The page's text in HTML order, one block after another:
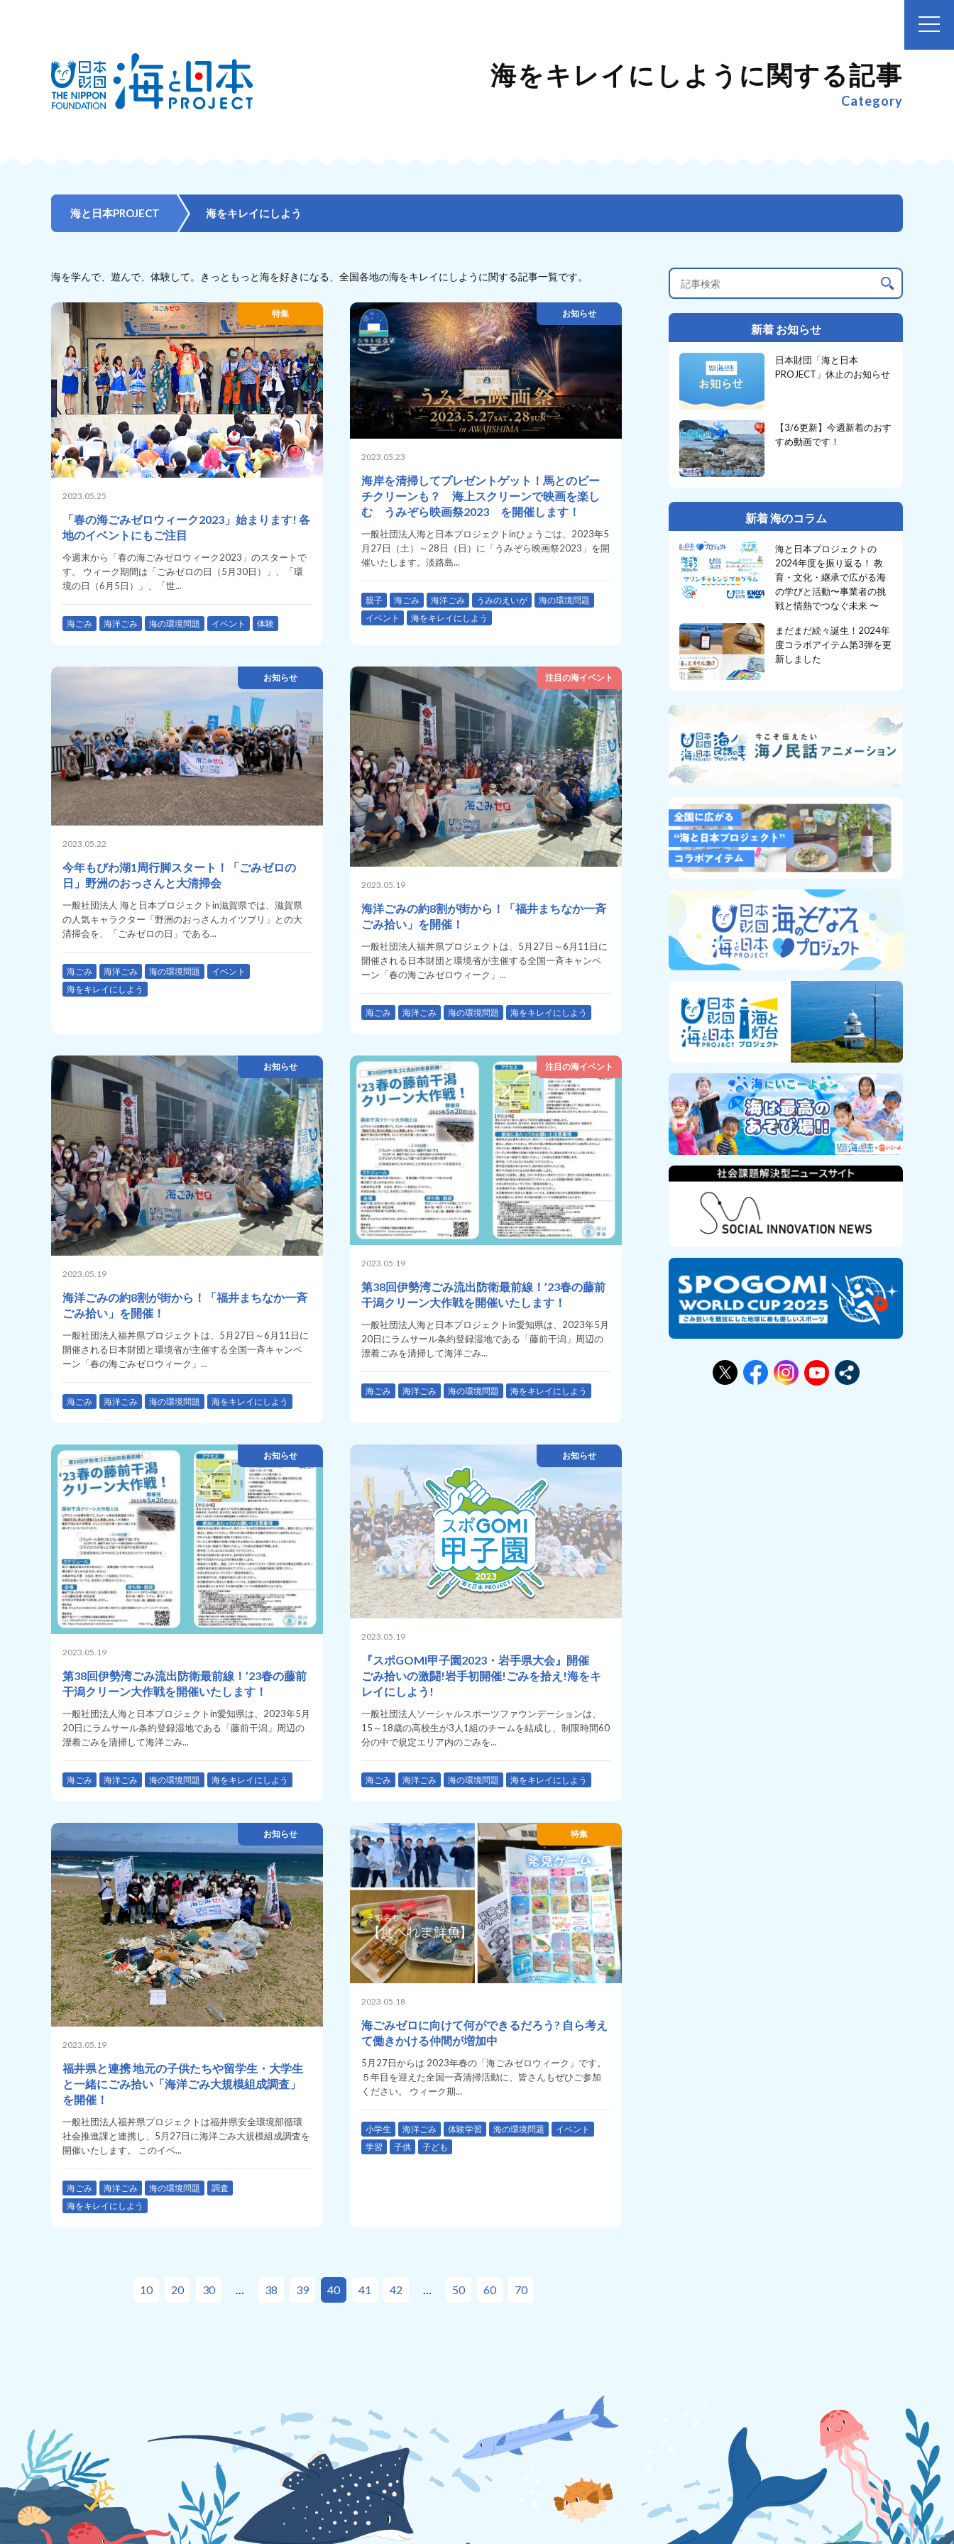
海をキレイにしように関する記事
Category
海と日本PROJECT 海をキレイにしよう
海を学んで、遊んで、体験して。きっともっと海を好きになる、全国各地の海をキレイにしように関する記事一覧です。
特集
2023.05.25
「春の海ごみゼロウィーク2023」始まります! 各
地のイベントにもご注目
今週末から「春の海ごみゼロウィーク2023」のスタートで
す。 ウィーク期間は「ごみゼロの日（5月30日）」、「環
境の日（6月5日）」、「世...
海ごみ 海洋ごみ 海の環境問題 イベント 体験
お知らせ
2023.05.23
海岸を清掃してプレゼントゲット！馬とのビー
チクリーンも？ 海上スクリーンで映画を楽し
む うみぞら映画祭2023 を開催します！
一般社団法人海と日本プロジェクトinひょうごは、2023年5
月27日（土）～28日（日）に「うみぞら映画祭2023」を開
催いたします。淡路島...
親子 海ごみ 海洋ごみ うみのえいが
海の環境問題
イベント
海をキレイにしよう
お知らせ
2023.05.22
今年もびわ湖1周行脚スタート！「ごみゼロの
日」野洲のおっさんと大清掃会
一般社団法人 海と日本プロジェクトin滋賀県では、滋賀県
の人気キャラクター「野洲のおっさんカイツブリ」との大
清掃会を、「ごみゼロの日」である...
海ごみ 海洋ごみ 海の環境問題
イベント
海をキレイにしよう
注目の海イベント
2023.05.19
海洋ごみの約8割が街から！「福井まちなか一斉
ごみ拾い」を開催！
一般社団法人福丼県プロジェクトは、5月27日～6月11日に
開催される日本財団と環境省が主催する全国一斉キャンペ
ーン「春の海ごみゼロウィーク」...
海ごみ 海洋ごみ 海の環境問題 海をキレイにしよう
お知らせ
2023.05.19
海洋ごみの約8割が街から！「福井まちなか一斉
ごみ拾い」を開催！
一般社団法人福丼県プロジェクトは、5月27日～6月11日に
開催される日本財団と環境省が主催する全国一斉キャンペ
ーン「春の海ごみゼロウィーク」...
海ごみ 海洋ごみ 海の環境問題 海をキレイにしよう
注目の海イベント
2023.05.19
第38回伊勢湾ごみ流出防衛最前線！’23春の藤前
干潟クリーン大作戦を開催いたします！
一般社団法人海と日本プロジェクトin愛知県は、2023年5月
20日にラムサール条約登録湿地である「藤前干潟」周辺の
漂着ごみを清掃して海洋ごみ...
海ごみ 海洋ごみ 海の環境問題 海をキレイにしよう
お知らせ
2023.05.19
第38回伊勢湾ごみ流出防衛最前線！’23春の藤前
干潟クリーン大作戦を開催いたします！
一般社団法人海と日本プロジェクトin愛知県は、2023年5月
20日にラムサール条約登録湿地である「藤前干潟」周辺の
漂着ごみを清掃して海洋ごみ...
海ごみ 海洋ごみ 海の環境問題 海をキレイにしよう
お知らせ
2023.05.19
『スポGOMI甲子園2023・岩手県大会』開催
ごみ拾いの激闘!岩手初開催!ごみを拾え!海をキ
レイにしよう!
一般社団法人ソーシャルスポーツファウンデーションは、
15～18歳の高校生が3人1組のチームを結成し、制限時間60
分の中で規定エリア内のごみを...
海ごみ 海洋ごみ 海の環境問題 海をキレイにしよう
お知らせ
2023.05.19
福井県と連携 地元の子供たちや留学生・大学生
と一緒にごみ拾い「海洋ごみ大規模組成調査」
を開催！
一般社団法人福丼県プロジェクトは福井県安全環境部循環
社会推進課と連携し、5月27日に海洋ごみ大規模組成調査を
開催いたします。 このイベ...
海ごみ 海洋ごみ 海の環境問題
調査
海をキレイにしよう
特集
2023.05.18
海ごみゼロに向けて何ができるだろう? 自ら考え
て働きかける仲間が増加中
5月27日からは 2023年春の「海ごみゼロウィーク」です。
５年目を迎えた全国一斉清掃活動に、皆さんもぜひご参加
ください。 ウィーク期...
小学生 海洋ごみ 体験学習 海の環境問題
イベント
学習
子供 子ども
10 20 30 38 39 40 41 42 50 60 70
新着 お知らせ
日本財団「海と日本
PROJECT」休止のお知らせ
【3/6更新】今週新着のおす
すめ動画です！
新着 海のコラム
海と日本プロジェクトの
2024年度を振り返る！ 教
育・文化・継承で広がる海
の学びと活動〜事業者の挑
戦と情熱でつなぐ未来 〜
まだまだ続々誕生！2024年
度コラボアイテム第3弾を更
新しました